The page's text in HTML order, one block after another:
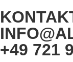
+49 721